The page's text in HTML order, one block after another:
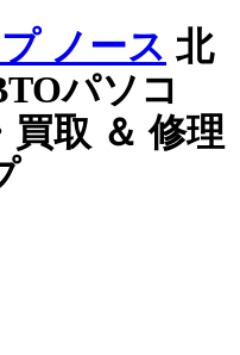
北
パソコ
買取 ＆ 修理